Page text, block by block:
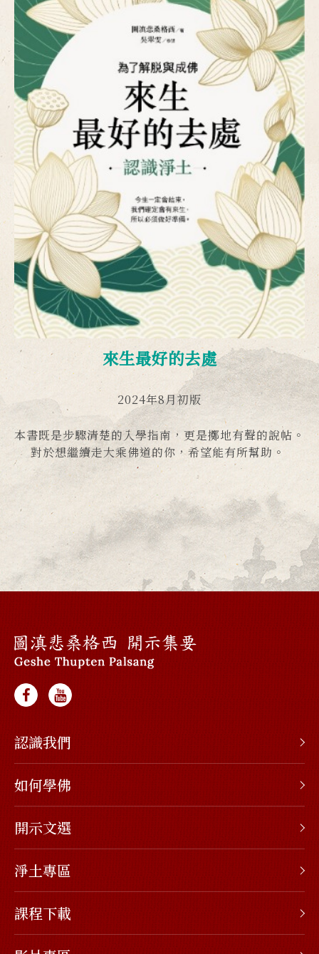
來生最好的去處
2024年8月初版
本書既是步驟清楚的入學指南，更是擲地有聲的說帖。
對於想繼續走大乘佛道的你，希望能有所幫助。
認識我們
如何學佛
開示文選
淨土專區
課程下載